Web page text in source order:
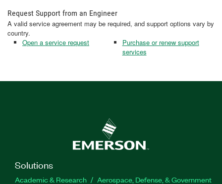
Request Support from an Engineer
A valid service agreement may be required, and support options vary by
country.
Open a service request
Purchase or renew support
services
Solutions
Academic & Research
Aerospace, Defense, & Government